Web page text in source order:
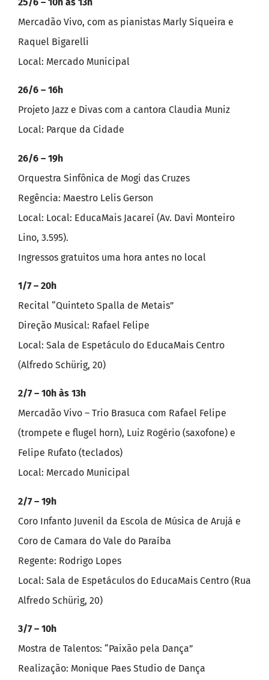
Mercadão Vivo, com as pianistas Marly Siqueira e
Raquel Bigarelli
Local: Mercado Municipal
26/6 – 16h
Projeto Jazz e Divas com a cantora Claudia Muniz
Local: Parque da Cidade
26/6 – 19h
Orquestra Sinfônica de Mogi das Cruzes
Regência: Maestro Lelis Gerson
Local: Local: EducaMais Jacareí (Av. Davi Monteiro
Lino, 3.595).
Ingressos gratuitos uma hora antes no local
1/7 – 20h
Recital “Quinteto Spalla de Metais”
Direção Musical: Rafael Felipe
Local: Sala de Espetáculo do EducaMais Centro
(Alfredo Schürig, 20)
2/7 – 10h às 13h
Mercadão Vivo – Trio Brasuca com Rafael Felipe
(trompete e flugel horn), Luiz Rogério (saxofone) e
Felipe Rufato (teclados)
Local: Mercado Municipal
2/7 – 19h
Coro Infanto Juvenil da Escola de Música de Arujá e
Coro de Camara do Vale do Paraíba
Regente: Rodrigo Lopes
Local: Sala de Espetáculos do EducaMais Centro (Rua
Alfredo Schürig, 20)
3/7 – 10h
Mostra de Talentos: “Paixão pela Dança”
Realização: Monique Paes Studio de Dança